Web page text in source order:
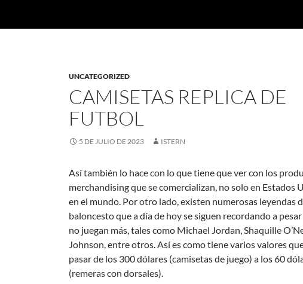
UNCATEGORIZED
CAMISETAS REPLICA DE
FUTBOL
5 DE JULIO DE 2023 ISTERN
Así también lo hace con lo que tiene que ver con los
merchandising que se comercializan, no solo en Estados
en el mundo. Por otro lado, existen numerosas leyendas
baloncesto que a día de hoy se siguen recordando a
no juegan más, tales como Michael Jordan, Shaquille
Johnson, entre otros. Así es como tiene varios valores
pasar de los 300 dólares (camisetas de juego) a los 60
(remeras con dorsales).